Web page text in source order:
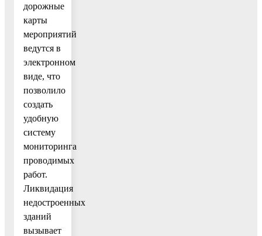
дорожные
карты
мероприятий
ведутся в
электронном
виде, что
позволило
создать
удобную
систему
мониторинга
проводимых
работ.
Ликвидация
недостроенных
зданий
вызывает